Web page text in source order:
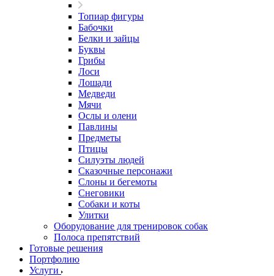
Топиар фигуры
Бабочки
Белки и зайцы
Буквы
Грибы
Лоси
Лошади
Медведи
Мячи
Ослы и олени
Павлины
Предметы
Птицы
Силуэты людей
Сказочные персонажи
Слоны и бегемоты
Снеговики
Собаки и коты
Улитки
Оборудование для тренировок собак
Полоса препятствий
Готовые решения
Портфолию
Услуги